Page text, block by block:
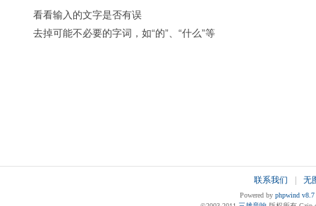
看看输入的文字是否有误
去掉可能不必要的字词，如“的”、“什么”等
联系我们 无
Powered by phpwind v8.7